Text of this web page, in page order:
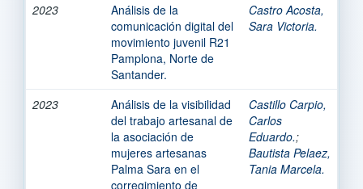
2023
Análisis de la
comunicación digital del
movimiento juvenil R21
Pamplona, Norte de
Santander.
Castro Acosta,
Sara Victoria.
2023
Análisis de la visibilidad
del trabajo artesanal de
la asociación de
mujeres artesanas
Palma Sara en el
corregimiento de
Castillo Carpio,
Carlos
Eduardo.;
Bautista Pelaez,
Tania Marcela.